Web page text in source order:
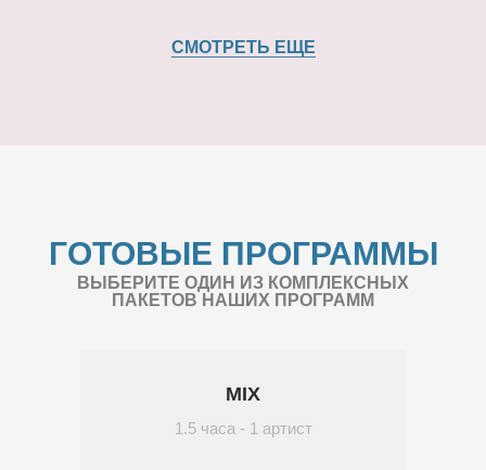
СМОТРЕТЬ ЕЩЕ
ГОТОВЫЕ ПРОГРАММЫ
ВЫБЕРИТЕ ОДИН ИЗ КОМПЛЕКСНЫХ
ПАКЕТОВ НАШИХ ПРОГРАММ
MIX
1.5 часа - 1 артист